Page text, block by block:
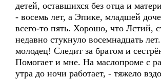
детей, оставшихся без отца и
- восемь лет, а Эпике, младшей
всего-то пять. Хорошо, что Лстий,
недавно стукнуло восемнадцать
молодец! Следит за братом и
Помогает и мне. На маслопроме с
утра до ночи работает, - тяжело